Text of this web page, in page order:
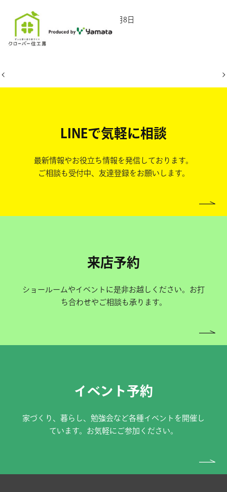
2026年5月8日
LINEで気軽に相談
最新情報やお役立ち情報を発信しております。
ご相談も受付中、友達登録をお願いします。
来店予約
ショールームやイベントに是非お越しください。お打
ち合わせやご相談も承ります。
イベント予約
家づくり、暮らし、勉強会など各種イベントを開催し
ています。お気軽にご参加ください。